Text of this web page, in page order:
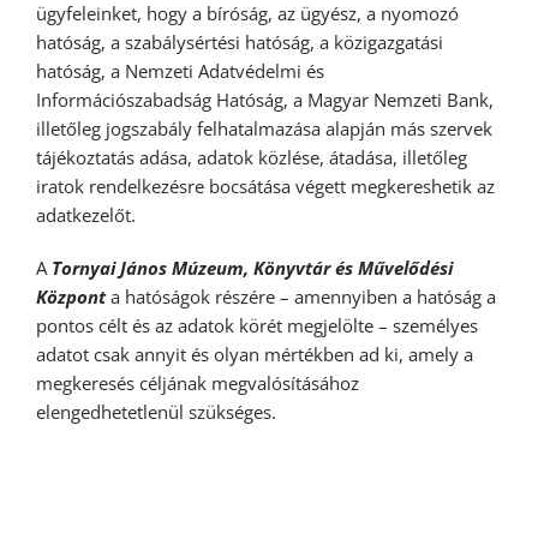
ügyfeleinket, hogy a bíróság, az ügyész, a nyomozó
hatóság, a szabálysértési hatóság, a közigazgatási
hatóság, a Nemzeti Adatvédelmi és
Információszabadság Hatóság, a Magyar Nemzeti Bank,
illetőleg jogszabály felhatalmazása alapján más szervek
tájékoztatás adása, adatok közlése, átadása, illetőleg
iratok rendelkezésre bocsátása végett megkereshetik az
adatkezelőt.
A Tornyai János Múzeum, Könyvtár és Művelődési
Központa hatóságok részére – amennyiben a hatóság a
pontos célt és az adatok körét megjelölte – személyes
adatot csak annyit és olyan mértékben ad ki, amely a
megkeresés céljának megvalósításához
elengedhetetlenül szükséges.